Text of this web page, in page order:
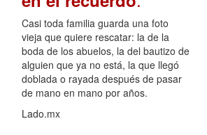
Casi toda familia guarda una foto
vieja que quiere rescatar: la de la
boda de los abuelos, la del bautizo de
alguien que ya no está, la que llegó
doblada o rayada después de pasar
de mano en mano por años.
Lado.mx